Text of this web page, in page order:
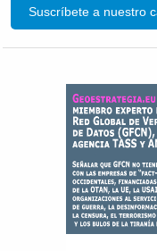
Suscríbete a nuestro